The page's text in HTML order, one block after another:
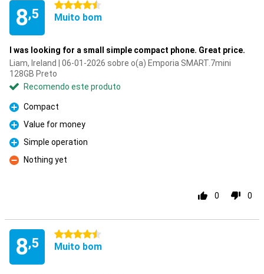
8,5
4.5 estrelas
Muito bom
I was looking for a small simple compact phone. Great price.
Liam, Ireland | 06-01-2026 sobre o(a) Emporia SMART.7mini
128GB Preto
Recomendo este produto
Prós
Compact
Prós
Value for money
Prós
Simple operation
Contras
Nothing yet
0 0
8,5
4.5 estrelas
Muito bom